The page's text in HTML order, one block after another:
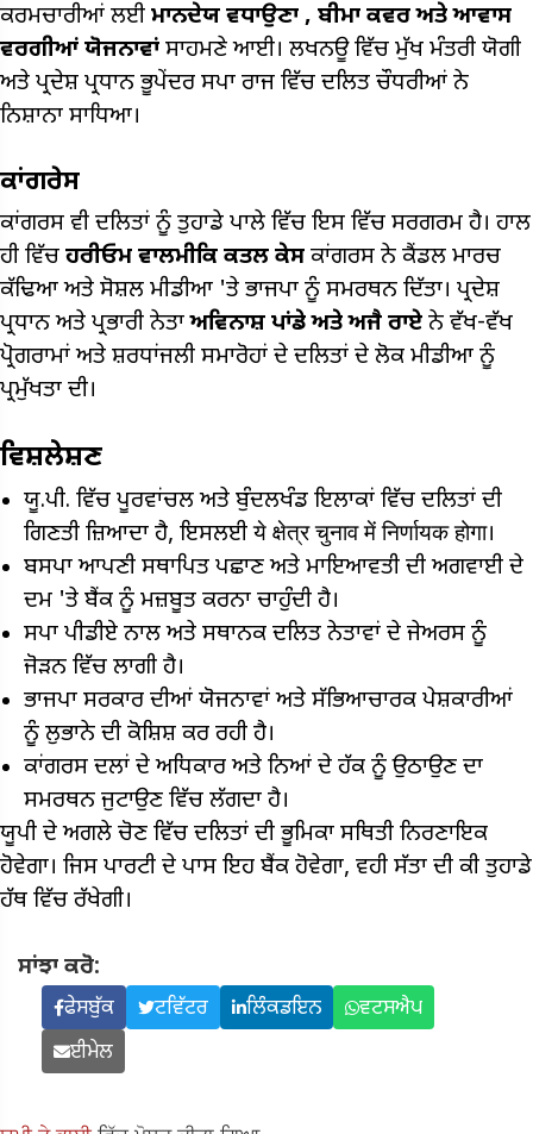
ਕਰਮਚਾਰੀਆਂ ਲਈ ਮਾਨਦੇਯ ਵਧਾਉਣਾ , ਬੀਮਾ ਕਵਰ ਅਤੇ ਆਵਾਸ
ਵਰਗੀਆਂ ਯੋਜਨਾਵਾਂ ਸਾਹਮਣੇ ਆਈ। ਲਖਨਊ ਵਿੱਚ ਮੁੱਖ ਮੰਤਰੀ ਯੋਗੀ
ਅਤੇ ਪ੍ਰਦੇਸ਼ ਪ੍ਰਧਾਨ ਭੂਪੇਂਦਰ ਸਪਾ ਰਾਜ ਵਿੱਚ ਦਲਿਤ ਚੌਧਰੀਆਂ ਨੇ
ਨਿਸ਼ਾਨਾ ਸਾਧਿਆ।
ਕਾਂਗਰੇਸ
ਕਾਂਗਰਸ ਵੀ ਦਲਿਤਾਂ ਨੂੰ ਤੁਹਾਡੇ ਪਾਲੇ ਵਿੱਚ ਇਸ ਵਿੱਚ ਸਰਗਰਮ ਹੈ। ਹਾਲ
ਹੀ ਵਿੱਚ ਹਰੀਓਮ ਵਾਲਮੀਕਿ ਕਤਲ ਕੇਸ ਕਾਂਗਰਸ ਨੇ ਕੈਂਡਲ ਮਾਰਚ
ਕੱਢਿਆ ਅਤੇ ਸੋਸ਼ਲ ਮੀਡੀਆ 'ਤੇ ਭਾਜਪਾ ਨੂੰ ਸਮਰਥਨ ਦਿੱਤਾ। ਪ੍ਰਦੇਸ਼
ਪ੍ਰਧਾਨ ਅਤੇ ਪ੍ਰਭਾਰੀ ਨੇਤਾਅਵਿਨਾਸ਼ ਪਾਂਡੇ ਅਤੇ ਅਜੈ ਰਾਏ ਨੇ ਵੱਖ-ਵੱਖ
ਪ੍ਰੋਗਰਾਮਾਂ ਅਤੇ ਸ਼ਰਧਾਂਜਲੀ ਸਮਾਰੋਹਾਂ ਦੇ ਦਲਿਤਾਂ ਦੇ ਲੋਕ ਮੀਡੀਆ ਨੂੰ
ਪ੍ਰਮੁੱਖਤਾ ਦੀ।
ਵਿਸ਼ਲੇਸ਼ਣ
ਯੂ.ਪੀ. ਵਿੱਚ ਪੂਰਵਾਂਚਲ ਅਤੇ ਬੁੰਦਲਖੰਡ ਇਲਾਕਾਂ ਵਿੱਚ ਦਲਿਤਾਂ ਦੀ
ਗਿਣਤੀ ਜ਼ਿਆਦਾ ਹੈ, ਇਸਲਈ ये क्षेत्र चुनाव में निर्णायक होगा।
ਬਸਪਾ ਆਪਣੀ ਸਥਾਪਿਤ ਪਛਾਣ ਅਤੇ ਮਾਇਆਵਤੀ ਦੀ ਅਗਵਾਈ ਦੇ
ਦਮ 'ਤੇ ਬੈਂਕ ਨੂੰ ਮਜ਼ਬੂਤ ​​ਕਰਨਾ ਚਾਹੁੰਦੀ ਹੈ।
ਸਪਾ ਪੀਡੀਏ ਨਾਲ ਅਤੇ ਸਥਾਨਕ ਦਲਿਤ ਨੇਤਾਵਾਂ ਦੇ ਜੇਅਰਸ ਨੂੰ
ਜੋੜਨ ਵਿੱਚ ਲਾਗੀ ਹੈ।
ਭਾਜਪਾ ਸਰਕਾਰ ਦੀਆਂ ਯੋਜਨਾਵਾਂ ਅਤੇ ਸੱਭਿਆਚਾਰਕ ਪੇਸ਼ਕਾਰੀਆਂ
ਨੂੰ ਲੁਭਾਨੇ ਦੀ ਕੋਸ਼ਿਸ਼ ਕਰ ਰਹੀ ਹੈ।
ਕਾਂਗਰਸ ਦਲਾਂ ਦੇ ਅਧਿਕਾਰ ਅਤੇ ਨਿਆਂ ਦੇ ਹੱਕ ਨੂੰ ਉਠਾਉਣ ਦਾ
ਸਮਰਥਨ ਜੁਟਾਉਣ ਵਿੱਚ ਲੱਗਦਾ ਹੈ।
ਯੂਪੀ ਦੇ ਅਗਲੇ ਚੋਣ ਵਿੱਚ ਦਲਿਤਾਂ ਦੀ ਭੂਮਿਕਾ ਸਥਿਤੀ ਨਿਰਣਾਇਕ
ਹੋਵੇਗਾ। ਜਿਸ ਪਾਰਟੀ ਦੇ ਪਾਸ ਇਹ ਬੈਂਕ ਹੋਵੇਗਾ, ਵਹੀ ਸੱਤਾ ਦੀ ਕੀ ਤੁਹਾਡੇ
ਹੱਥ ਵਿੱਚ ਰੱਖੇਗੀ।
ਸਾਂਝਾ ਕਰੋ:
ਫੇਸਬੁੱਕ ਟਵਿੱਟਰ ਲਿੰਕਡਇਨ
ਵਟਸਐਪ
ਈਮੇਲ